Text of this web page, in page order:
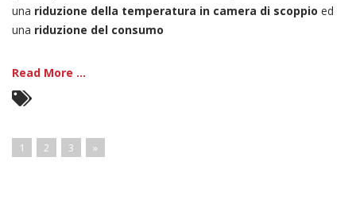
una riduzione della temperatura in camera di scoppio ed
una riduzione del consumo
Read More ...
1 2 3 »